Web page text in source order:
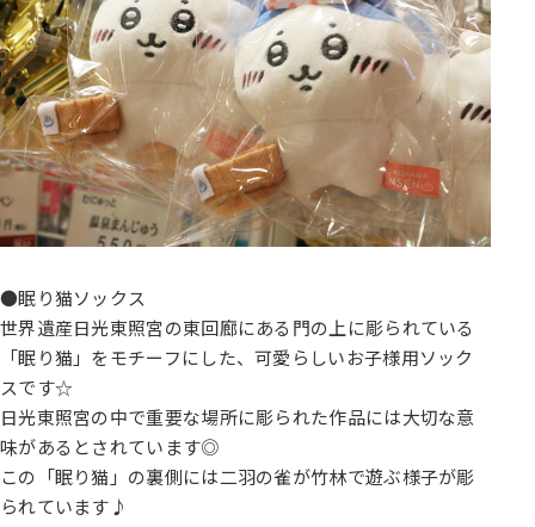
●眠り猫ソックス
世界遺産日光東照宮の東回廊にある門の上に彫られている
「眠り猫」をモチーフにした、可愛らしいお子様用ソック
スです☆
日光東照宮の中で重要な場所に彫られた作品には大切な意
味があるとされています◎
この「眠り猫」の裏側には二羽の雀が竹林で遊ぶ様子が彫
られています♪